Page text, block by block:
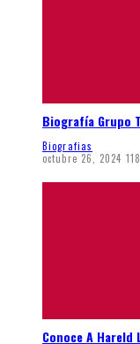
Biografía Grupo
Biografias
octubre 26, 2024
Conoce A Hareld